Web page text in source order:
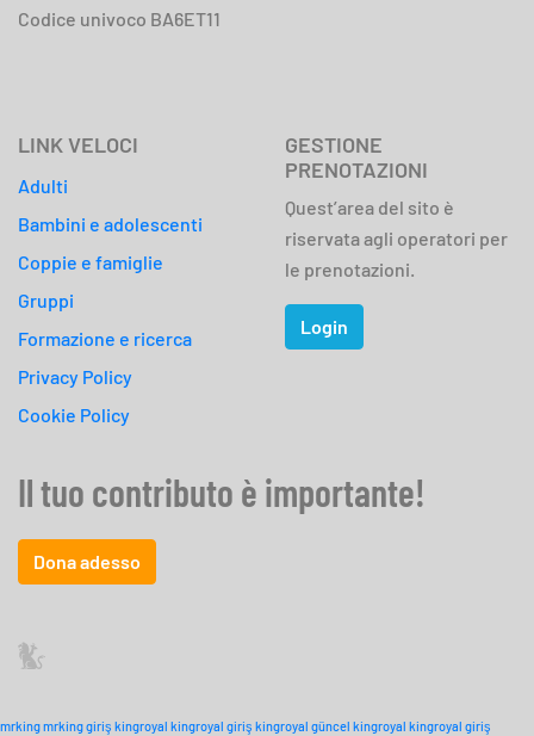
Codice univoco BA6ET11
LINK VELOCI
Adulti
Bambini e adolescenti
Coppie e famiglie
Gruppi
Formazione e ricerca
Privacy Policy
Cookie Policy
GESTIONE
PRENOTAZIONI
Quest’area del sito è
riservata agli operatori per
le prenotazioni.
Login
Il tuo contributo è importante!
Dona adesso
mrkingmrking giriş kingroyal kingroyal giriş kingroyal güncel kingroyal kingroyal giriş